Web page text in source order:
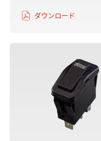
ダウンロード